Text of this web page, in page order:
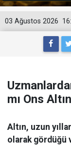
03 Ağustos 2026
mı Ons
Altın, uzun
olarak gördüğü